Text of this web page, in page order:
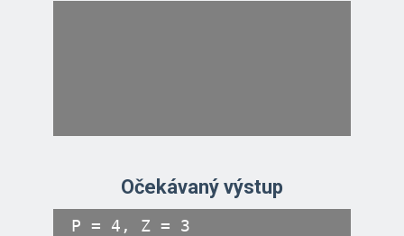
Očekávaný výstup
P = 4, Z = 3